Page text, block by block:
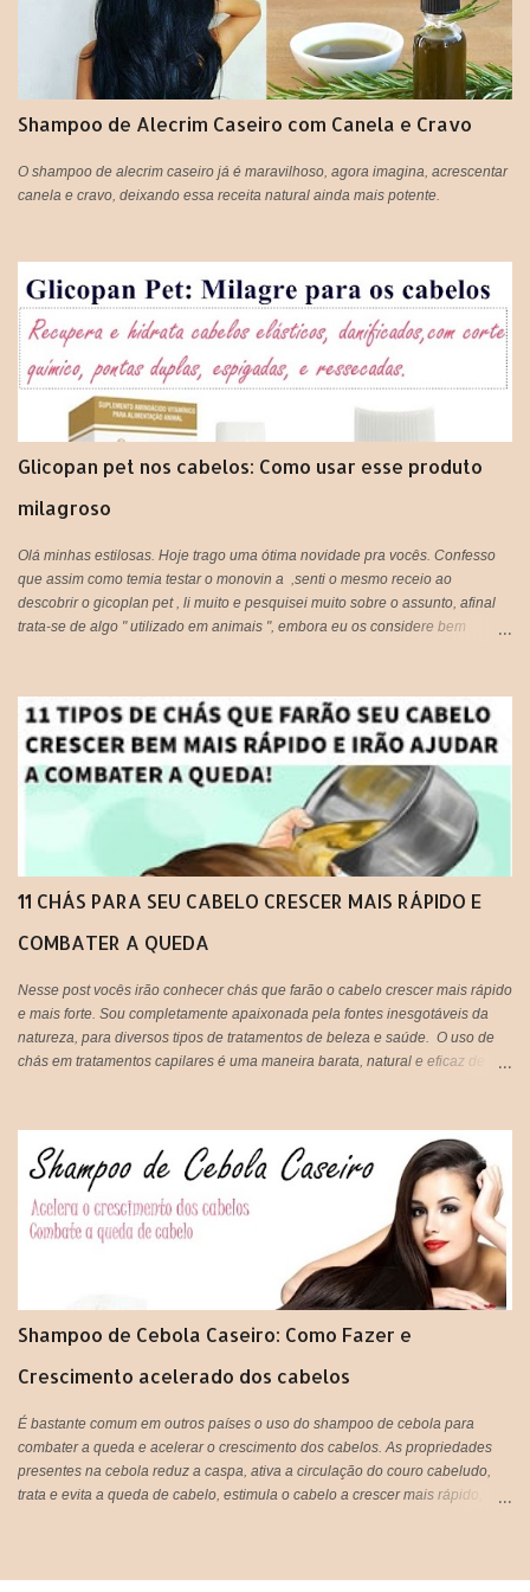
Shampoo de Alecrim Caseiro com Canela e Cravo
O shampoo de alecrim caseiro já é maravilhoso, agora imagina, acrescentar
canela e cravo, deixando essa receita natural ainda mais potente.
Glicopan pet nos cabelos: Como usar esse produto
milagroso
Olá minhas estilosas. Hoje trago uma ótima novidade pra vocês. Confesso
que assim como temia testar o monovin a ,senti o mesmo receio ao
descobrir o gicoplan pet , li muito e pesquisei muito sobre o assunto, afinal
trata-se de algo " utilizado em animais ", embora eu os considere bem
pet, há alguns blogs que criticam e outros que recomendam, respeito a
opinião de cada um, porém hoje estarei postando a minha opinião aqui, que
fique claro que este produto não foi criado originalmente para ser usado em
seres humanos e muito menos em cabelos, portanto fica a critério de cada
um, decidir utilizar ou não!
11 CHÁS PARA SEU CABELO CRESCER MAIS RÁPIDO E
COMBATER A QUEDA
Nesse post vocês irão conhecer chás que farão o cabelo crescer mais rápido
e mais forte. Sou completamente apaixonada pela fontes inesgotáveis da
natureza, para diversos tipos de tratamentos de beleza e saúde. O uso de
chás em tratamentos capilares é uma maneira barata, natural e eficaz de
IMPORTANTE: Lembrando que pode ser usado tanto aqueles saches
industrializados ou você mesma pode preparar o seu chá de forma
natural,que é ainda mais eficiente.
Shampoo de Cebola Caseiro: Como Fazer e
Crescimento acelerado dos cabelos
É bastante comum em outros países o uso do shampoo de cebola para
combater a queda e acelerar o crescimento dos cabelos. As propriedades
presentes na cebola reduz a caspa, ativa a circulação do couro cabeludo,
trata e evita a queda de cabelo, estimula o cabelo a crescer mais rápido,